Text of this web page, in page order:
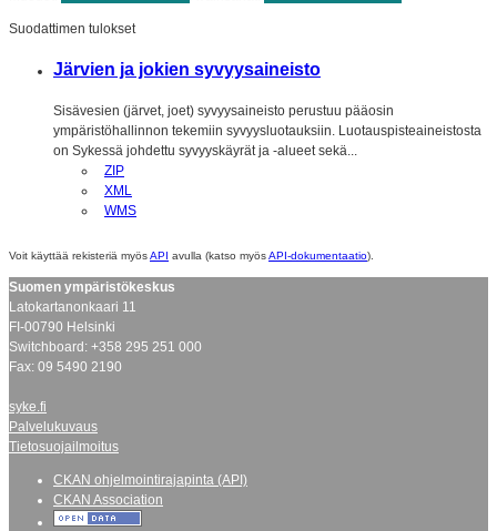
Suodattimen tulokset
Järvien ja jokien syvyysaineisto
Sisävesien (järvet, joet) syvyysaineisto perustuu pääosin
ympäristöhallinnon tekemiin syvyysluotauksiin. Luotauspisteaineistosta
on Sykessä johdettu syvyyskäyrät ja -alueet sekä...
ZIP
XML
WMS
Voit käyttää rekisteriä myösAPI avulla (katso myösAPI-dokumentaatio).
Suomen ympäristökeskus
Latokartanonkaari 11
FI-00790 Helsinki
Switchboard: +358 295 251 000
Fax: 09 5490 2190
syke.fi
Palvelukuvaus
Tietosuojailmoitus
CKAN ohjelmointirajapinta (API)
CKAN Association